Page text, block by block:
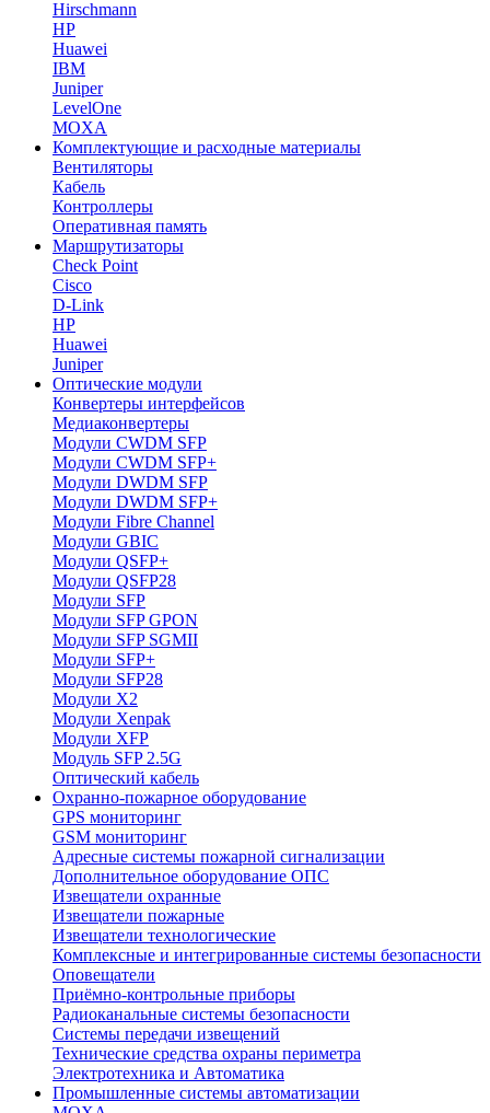
Hirschmann
HP
Huawei
IBM
Juniper
LevelOne
MOXA
Комплектующие и расходные материалы
Вентиляторы
Кабель
Контроллеры
Оперативная память
Маршрутизаторы
Check Point
Cisco
D-Link
HP
Huawei
Juniper
Оптические модули
Конвертеры интерфейсов
Медиаконвертеры
Модули CWDM SFP
Модули CWDM SFP+
Модули DWDM SFP
Модули DWDM SFP+
Модули Fibre Channel
Модули GBIC
Модули QSFP+
Модули QSFP28
Модули SFP
Модули SFP GPON
Модули SFP SGMII
Модули SFP+
Модули SFP28
Модули X2
Модули Xenpak
Модули XFP
Модуль SFP 2.5G
Оптический кабель
Охранно-пожарное оборудование
GPS мониторинг
GSM мониторинг
Адресные системы пожарной сигнализации
Дополнительное оборудование ОПС
Извещатели охранные
Извещатели пожарные
Извещатели технологические
Комплексные и интегрированные системы безопасноcти
Оповещатели
Приёмно-контрольные приборы
Радиоканальные системы безопасности
Системы передачи извещений
Технические средства охраны периметра
Электротехника и Автоматика
Промышленные системы автоматизации